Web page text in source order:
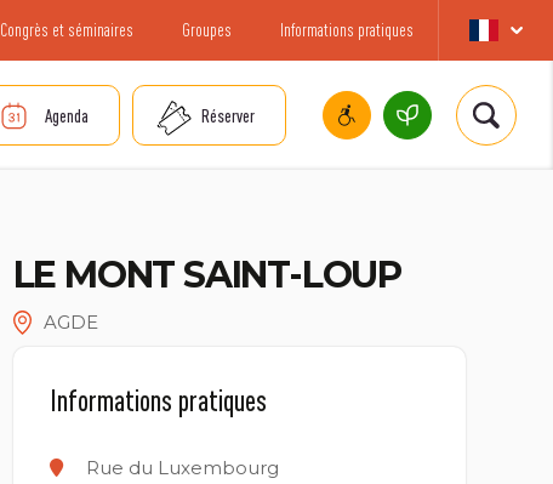
Congrès et séminaires Groupes Informations pratiques
Agenda Réserver
LE MONT SAINT-LOUP
AGDE
Informations pratiques
Rue du Luxembourg